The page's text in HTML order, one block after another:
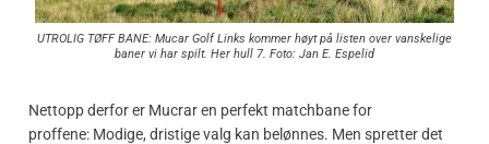
UTROLIG TØFF BANE: Mucar Golf Links kommer høyt på listen over vanskelige
baner vi har spilt. Her hull 7. Foto: Jan E. Espelid
Nettopp derfor er Mucrar en perfekt matchbane for
proffene: Modige, dristige valg kan belønnes. Men spretter det